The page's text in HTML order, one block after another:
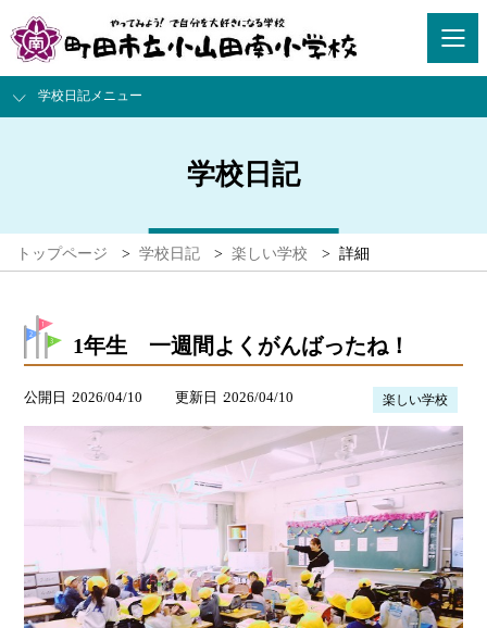
学校日記メニュー
学校日記
トップページ > 学校日記 > 楽しい学校 > 詳細
1年生 一週間よくがんばったね！
公開日 2026/04/10 更新日 2026/04/10 楽しい学校